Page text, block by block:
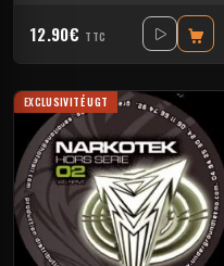
12.90€ TTC
EXCLUSIVITÉ UGT